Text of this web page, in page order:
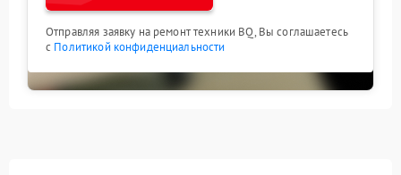
Отправляя заявку на ремонт техники BQ, Вы соглашаетесь
с Политикой конфиденциальности